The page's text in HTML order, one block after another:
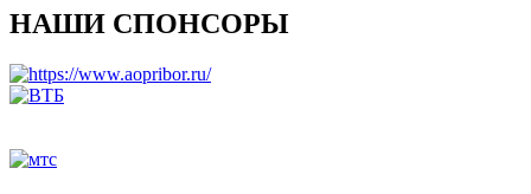
НАШИ СПОНСОРЫ